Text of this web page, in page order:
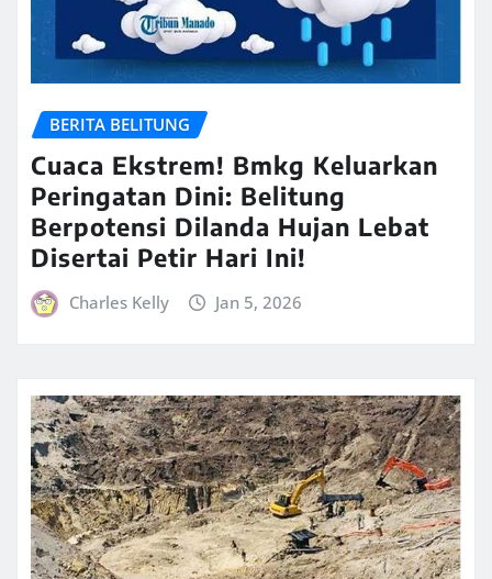
BERITA BELITUNG
Cuaca Ekstrem! Bmkg Keluarkan
Peringatan Dini: Belitung
Berpotensi Dilanda Hujan Lebat
Disertai Petir Hari Ini!
Charles Kelly Jan 5, 2026